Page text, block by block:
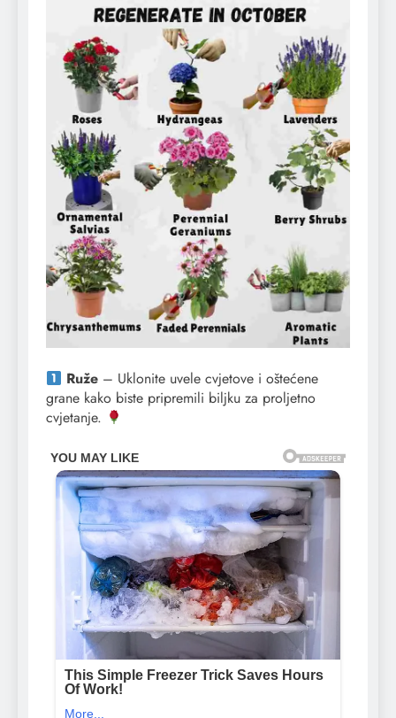
Ruže – Uklonite uvele cvjetove i oštećene
grane kako biste pripremili biljku za proljetno
cvjetanje.